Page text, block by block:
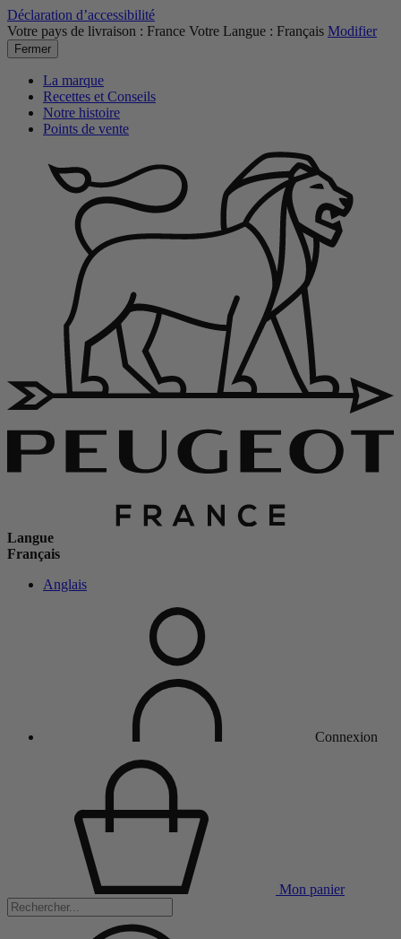
Déclaration d’accessibilité
Votre pays de livraison : France Votre Langue : Français Modifier
Fermer
La marque
Recettes et Conseils
Notre histoire
Points de vente
Langue
Français
Anglais
Connexion
Mon panier